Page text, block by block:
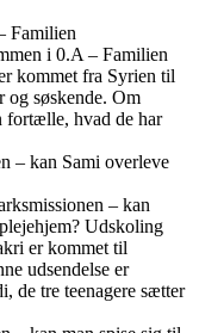
Familien
i 0.A – Familien
kommet fra Syrien til
og søskende. Om
fortælle, hvad de har
– kan Sami overleve
– kan
Udskoling
er kommet til
udsendelse er
de tre teenagere sætter